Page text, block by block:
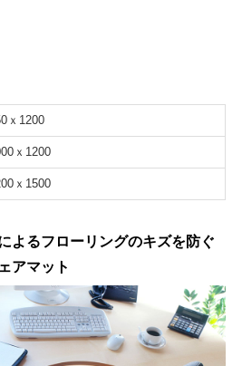
ｘ1200
ｘ1200
ｘ1500
よるフローリングのキズを防ぐ
アマット